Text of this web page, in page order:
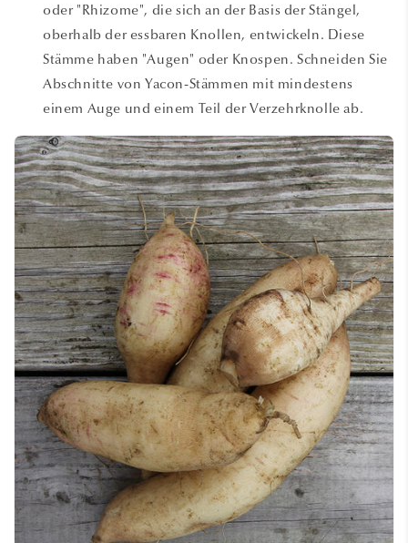
oder "Rhizome", die sich an der Basis der Stängel,
oberhalb der essbaren Knollen, entwickeln. Diese
Stämme haben "Augen" oder Knospen. Schneiden Sie
Abschnitte von Yacon-Stämmen mit mindestens
einem Auge und einem Teil der Verzehrknolle ab.